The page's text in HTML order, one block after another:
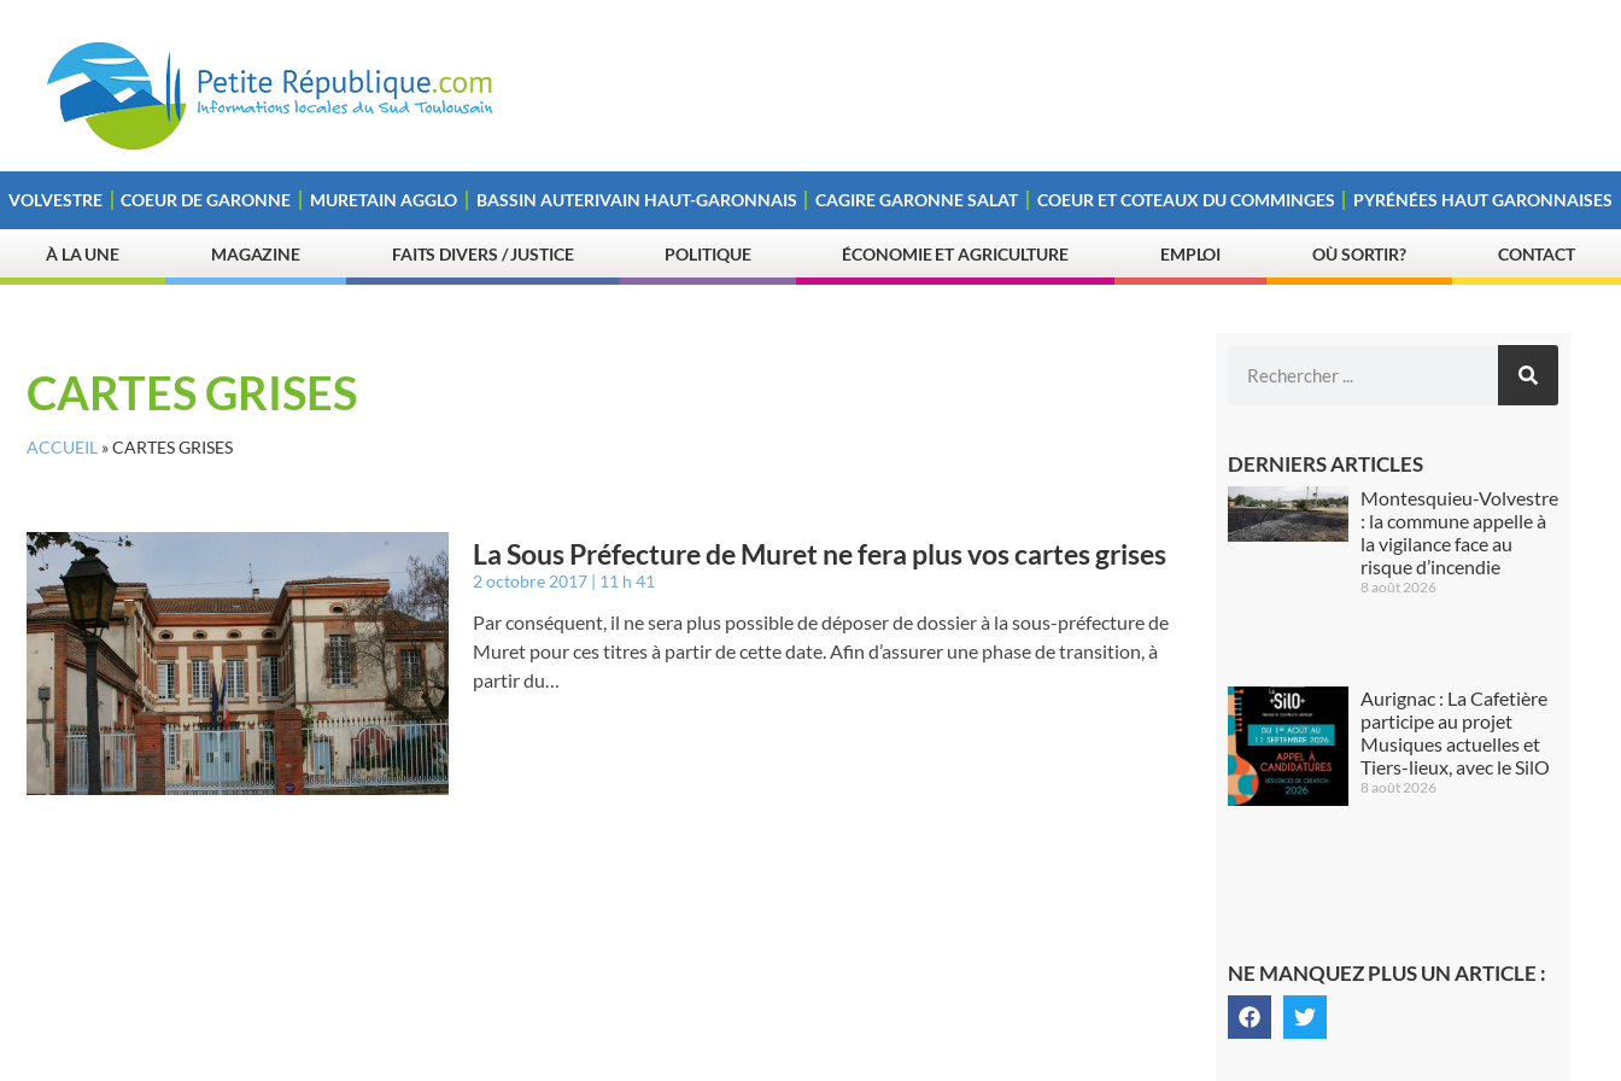
VOLVESTRE COEUR DE GARONNE MURETAIN AGGLO BASSIN AUTERIVAIN HAUT-GARONNAIS CAGIRE GARONNE SALAT COEUR ET COTEAUX DU COMMINGES PYRÉNÉES HAUT GARONNAISES
À LA UNE MAGAZINE FAITS DIVERS / JUSTICE POLITIQUE ÉCONOMIE ET AGRICULTURE EMPLOI OÙ SORTIR? CONTACT
CARTES GRISES
ACCUEIL »CARTES GRISES
La Sous Préfecture de Muret ne fera plus vos cartes grises
2 octobre 2017 11 h 41
Par conséquent, il ne sera plus possible de déposer de dossier à la sous-préfecture de
Muret pour ces titres à partir de cette date. Afin d’assurer une phase de transition, à
partir du…
DERNIERS ARTICLES
Montesquieu-Volvestre
: la commune appelle à
la vigilance face au
risque d’incendie
8 août 2026
Aurignac : La Cafetière
participe au projet
Musiques actuelles et
Tiers-lieux, avec le SilO
8 août 2026
NE MANQUEZ PLUS UN ARTICLE :